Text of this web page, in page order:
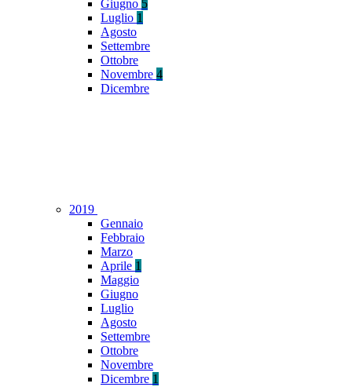
Giugno 5
Luglio 1
Agosto
Settembre
Ottobre
Novembre 4
Dicembre
2019
Gennaio
Febbraio
Marzo
Aprile 1
Maggio
Giugno
Luglio
Agosto
Settembre
Ottobre
Novembre
Dicembre 1